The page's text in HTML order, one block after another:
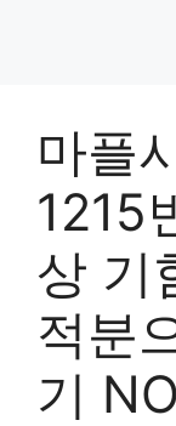
마플
1215
상 기
적분
기